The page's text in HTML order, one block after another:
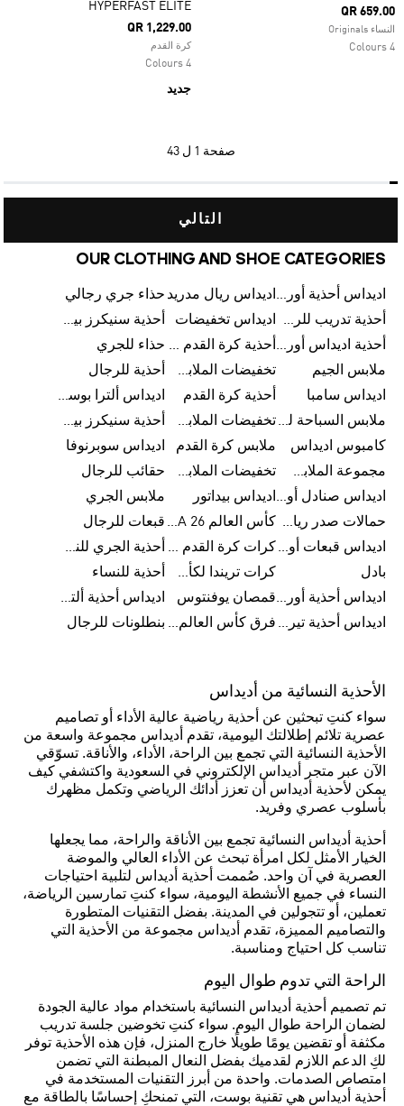
QR 659.00
النساء Originals
4 Colours
HYPERFAST ELITE
QR 1,229.00
كرة القدم
4 Colours
جديد
صفحة 1 ل 43
التالي
OUR CLOTHING AND SHOE CATEGORIES
اديداس أحذية أورجينالز اديداس ريال مدريد حذاء جري رجالي
أحذية تدريب للرجال
اديداس تخفيضات
أحذية سنيكرز بيضاء للرجال
أحذية اديداس أورجينال للنساء
أحذية كرة القدم للرجال حذاء للجري
ملابس الجيم
تخفيضات الملابس للأطفال
أحذية للرجال
اديداس سامبا
أحذية كرة القدم
اديداس ألترا بوست
ملابس السباحة للرجال
تخفيضات الملابس الرياضية
أحذية سنيكرز بيضاء للرجال
كامبوس اديداس
ملابس كرة القدم
اديداس سوبرنوفا
مجموعة الملابس الرياضية
تخفيضات الملابس للرجال
حقائب للرجال
اديداس صنادل أورجينال للنساء اديداس بيداتور
ملابس الجري
حمالات صدر رياضية
كأس العالم FIFA 26™ قبعات للرجال
اديداس قبعات أورجينال للرجال
كرات كرة القدم للرجال
أحذية الجري للنساء
بادل
كرات تريندا لكأس العالم FIFA 26™
أحذية للنساء
اديداس أحذية أورجينال للرجالقمصان يوفنتوس
اديداس أحذية ألترا بوست للرجال
اديداس أحذية تيريكس
فرق كأس العالم FIFA 26™ بنطلونات للرجال
الأحذية النسائية من أديداس
سواء كنتِ تبحثين عن أحذية رياضية عالية الأداء أو تصاميم
عصرية تلائم إطلالتك اليومية، تقدم أديداس مجموعة واسعة من
الأحذية النسائية التي تجمع بين الراحة، الأداء، والأناقة. تسوّقي
الآن عبر متجر أديداس الإلكتروني في السعودية واكتشفي كيف
يمكن لأحذية أديداس أن تعزز أدائك الرياضي وتكمل مظهرك
بأسلوب عصري وفريد.
أحذية أديداس النسائية تجمع بين الأناقة والراحة، مما يجعلها
الخيار الأمثل لكل امرأة تبحث عن الأداء العالي والموضة
العصرية في آن واحد. صُممت أحذية أديداس لتلبية احتياجات
النساء في جميع الأنشطة اليومية، سواء كنتِ تمارسين الرياضة،
تعملين، أو تتجولين في المدينة. بفضل التقنيات المتطورة
والتصاميم المميزة، تقدم أديداس مجموعة من الأحذية التي
تناسب كل احتياج ومناسبة.
الراحة التي تدوم طوال اليوم
تم تصميم أحذية أديداس النسائية باستخدام مواد عالية الجودة
لضمان الراحة طوال اليوم. سواء كنتِ تخوضين جلسة تدريب
مكثفة أو تقضين يومًا طويلًا خارج المنزل، فإن هذه الأحذية توفر
لكِ الدعم اللازم لقدميك بفضل النعال المبطنة التي تضمن
امتصاص الصدمات. واحدة من أبرز التقنيات المستخدمة في
أحذية أديداس هي تقنية بوست، التي تمنحكِ إحساسًا بالطاقة مع